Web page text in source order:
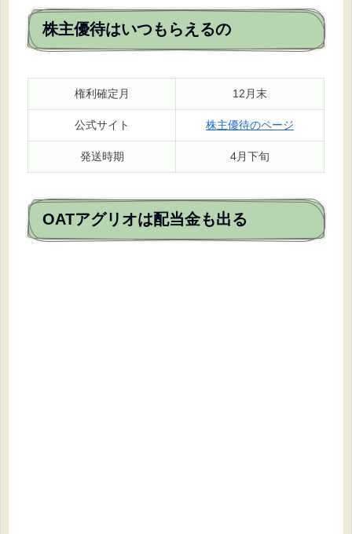
株主優待はいつもらえるの
権利確定月 12月末
公式サイト 株主優待のページ
発送時期 4月下旬
OATアグリオは配当金も出る